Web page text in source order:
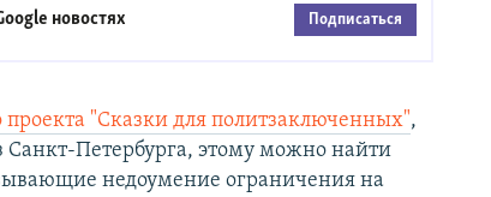
новостях Подписаться
проекта "Сказки для политзаключенных",
Санкт-Петербурга, этому можно найти
недоумение ограничения на